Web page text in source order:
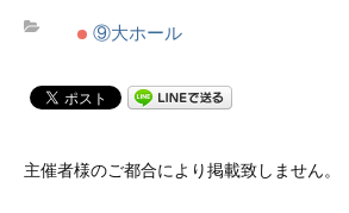
⑨大ホール
主催者様のご都合により掲載致しません。